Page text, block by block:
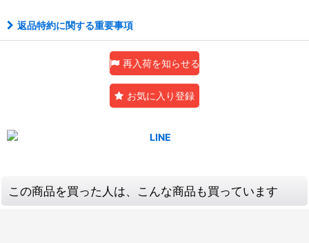
返品特約に関する重要事項
再入荷を知らせる
お気に入り登録
この商品を買った人は、こんな商品も買っています